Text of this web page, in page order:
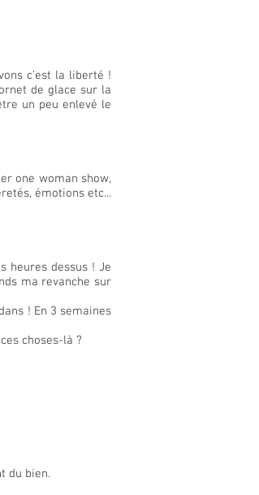
c’est la liberté !
de glace sur la
un peu enlevé le
one woman show,
émotions etc...
heures dessus ! Je
ma revanche sur
! En 3 semaines
choses-là ?
du bien.